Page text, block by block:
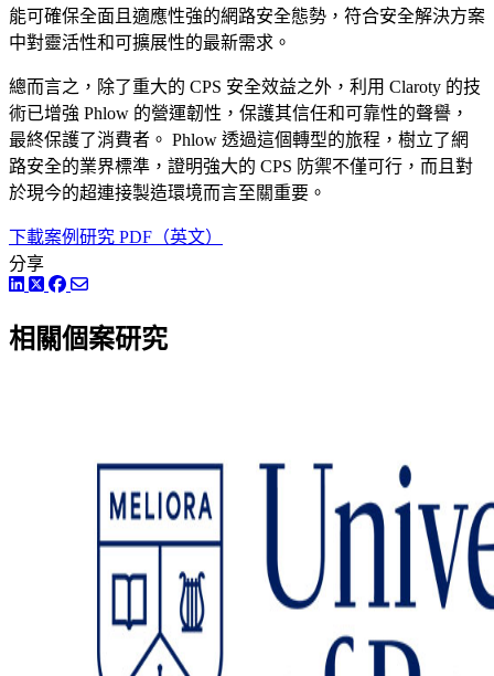
能可確保全面且適應性強的網路安全態勢，符合安全解決方案
中對靈活性和可擴展性的最新需求。
總而言之，除了重大的 CPS 安全效益之外，利用 Claroty 的技
術已增強 Phlow 的營運韌性，保護其信任和可靠性的聲譽，
最終保護了消費者。 Phlow 透過這個轉型的旅程，樹立了網
路安全的業界標準，證明強大的 CPS 防禦不僅可行，而且對
於現今的超連接製造環境而言至關重要。
下載案例研究 PDF（英文）
分享
LinkedIn
TwitterFacebook
相關個案研究